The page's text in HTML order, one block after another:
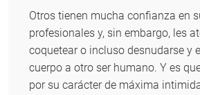
Otros tienen mucha confianza en
profesionales y, sin embargo, les
coquetear o incluso desnudarse y
cuerpo a otro ser humano. Y es
por su carácter de máxima